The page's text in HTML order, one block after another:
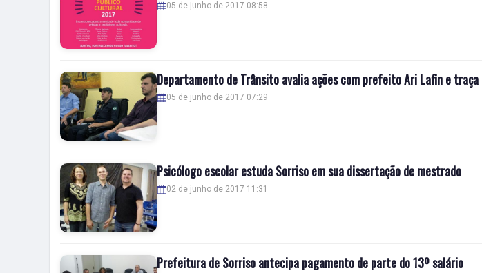
05 de junho de 2017 08:58
Departamento de Trânsito avalia ações com prefeito Ari Lafin e
05 de junho de 2017 07:29
Psicólogo escolar estuda Sorriso em sua dissertação de mestrado
02 de junho de 2017 11:31
Prefeitura de Sorriso antecipa pagamento de parte do 13º salário